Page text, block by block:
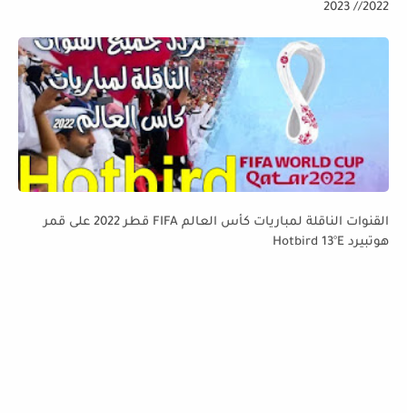
2022// 2023
القنوات الناقلة لمباريات كأس العالم FIFA قطر 2022 على قمر
هوتبيرد Hotbird 13°E